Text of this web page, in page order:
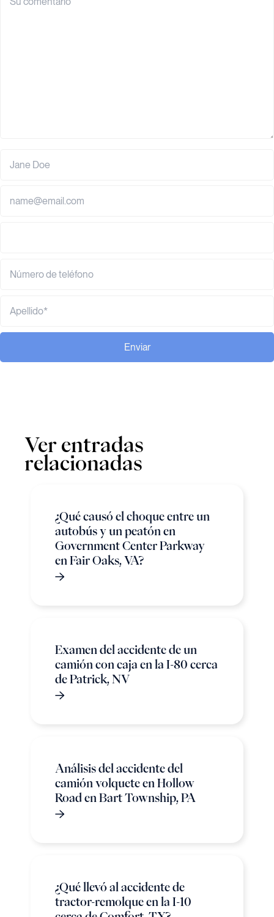
Enviar
Ver entradas
relacionadas
¿Qué causó el choque entre un
autobús y un peatón en
Government Center Parkway
en Fair Oaks, VA?
Examen del accidente de un
camión con caja en la I-80 cerca
de Patrick, NV
Análisis del accidente del
camión volquete en Hollow
Road en Bart Township, PA
¿Qué llevó al accidente de
tractor-remolque en la I-10